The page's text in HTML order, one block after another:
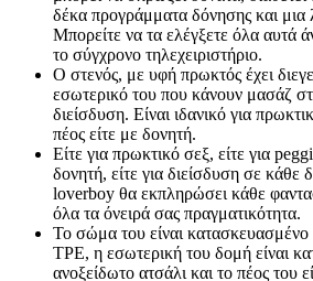
δέκα προγράμματα δόνησης και μια
Μπορείτε να τα ελέγξετε όλα αυτά
το σύγχρονο τηλεχειριστήριο.
Ο στενός, με υφή πρωκτός έχει
εσωτερικό του που κάνουν μασάζ
διείσδυση. Είναι ιδανικό για
πέος είτε με δονητή.
Είτε για πρωκτικό σεξ, είτε για
δονητή, είτε για διείσδυση σε κάθε
loverboy θα εκπληρώσει κάθε
όλα τα όνειρά σας πραγματικότητα.
Το σώμα του είναι κατασκευασμένο
TPE, η εσωτερική του δομή είναι
ανοξείδωτο ατσάλι και το πέος του